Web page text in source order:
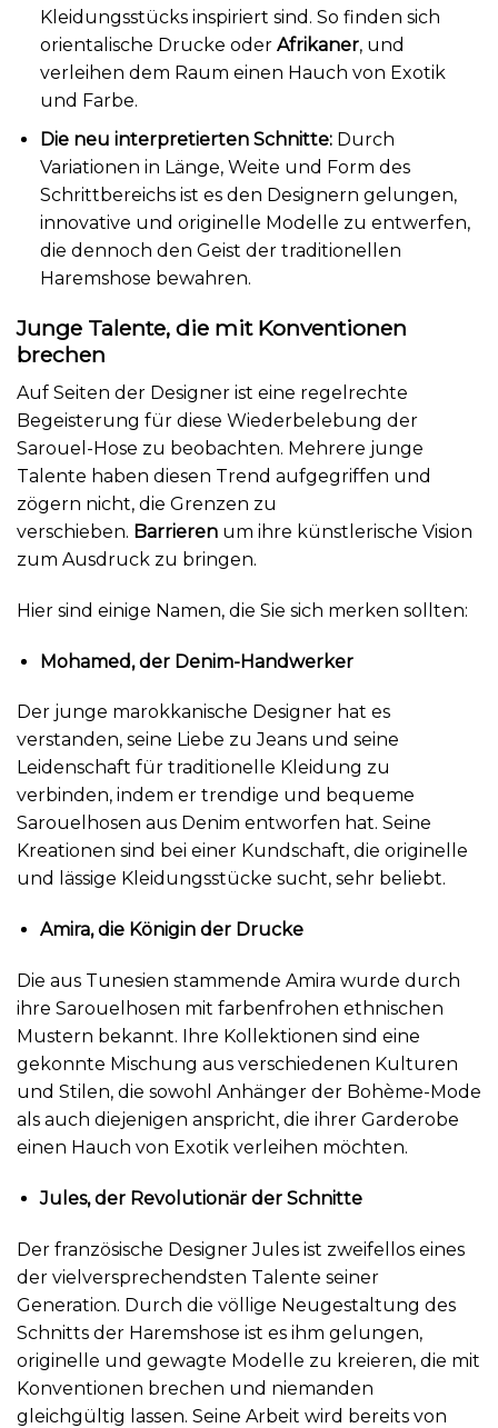
Kleidungsstücks inspiriert sind. So finden sich
orientalische Drucke oder Afrikaner, und
verleihen dem Raum einen Hauch von Exotik
und Farbe.
Die neu interpretierten Schnitte:Durch
Variationen in Länge, Weite und Form des
Schrittbereichs ist es den Designern gelungen,
innovative und originelle Modelle zu entwerfen,
die dennoch den Geist der traditionellen
Haremshose bewahren.
Junge Talente, die mit Konventionen
brechen
Auf Seiten der Designer ist eine regelrechte
Begeisterung für diese Wiederbelebung der
Sarouel-Hose zu beobachten. Mehrere junge
Talente haben diesen Trend aufgegriffen und
zögern nicht, die Grenzen zu
verschieben. Barrieren um ihre künstlerische Vision
zum Ausdruck zu bringen.
Hier sind einige Namen, die Sie sich merken sollten:
Mohamed, der Denim-Handwerker
Der junge marokkanische Designer hat es
verstanden, seine Liebe zu Jeans und seine
Leidenschaft für traditionelle Kleidung zu
verbinden, indem er trendige und bequeme
Sarouelhosen aus Denim entworfen hat. Seine
Kreationen sind bei einer Kundschaft, die originelle
und lässige Kleidungsstücke sucht, sehr beliebt.
Amira, die Königin der Drucke
Die aus Tunesien stammende Amira wurde durch
ihre Sarouelhosen mit farbenfrohen ethnischen
Mustern bekannt. Ihre Kollektionen sind eine
gekonnte Mischung aus verschiedenen Kulturen
und Stilen, die sowohl Anhänger der Bohème-Mode
als auch diejenigen anspricht, die ihrer Garderobe
einen Hauch von Exotik verleihen möchten.
Jules, der Revolutionär der Schnitte
Der französische Designer Jules ist zweifellos eines
der vielversprechendsten Talente seiner
Generation. Durch die völlige Neugestaltung des
Schnitts der Haremshose ist es ihm gelungen,
originelle und gewagte Modelle zu kreieren, die mit
Konventionen brechen und niemanden
gleichgültig lassen. Seine Arbeit wird bereits von